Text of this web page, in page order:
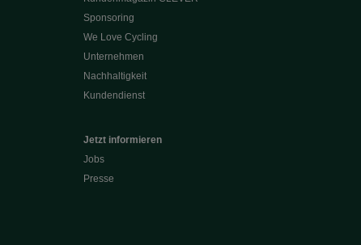
Sponsoring
We Love Cycling
Unternehmen
Nachhaltigkeit
Kundendienst
Jetzt informieren
Jobs
Presse